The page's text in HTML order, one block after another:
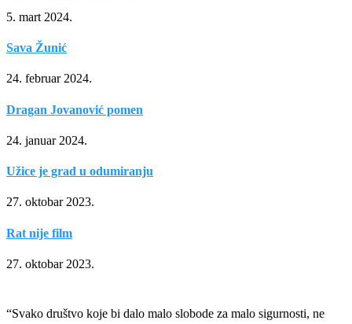
5. mart 2024.
Sava Žunić
24. februar 2024.
Dragan Jovanović pomen
24. januar 2024.
Užice je grad u odumiranju
27. oktobar 2023.
Rat nije film
27. oktobar 2023.
“Svako društvo koje bi dalo malo slobode za malo sigurnosti, ne